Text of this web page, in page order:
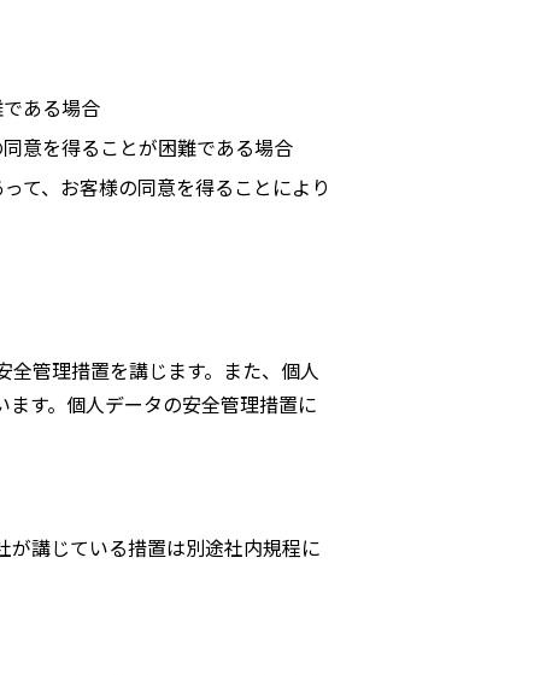
ある場合
意を得ることが困難である場合
て、お客様の同意を得ることにより
管理措置を講じます。また、個人
す。個人データの安全管理措置に
講じている措置は別途社内規程に